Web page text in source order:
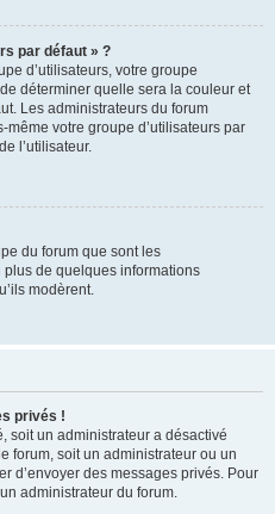
par défaut » ?
d’utilisateurs, votre groupe
déterminer quelle sera la couleur et
Les administrateurs du forum
votre groupe d’utilisateurs par
l’utilisateur.
du forum que sont les
de quelques informations
modèrent.
privés !
soit un administrateur a désactivé
forum, soit un administrateur ou un
d’envoyer des messages privés. Pour
administrateur du forum.